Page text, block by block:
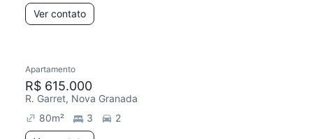
Ver contato
Apartamento
R$ 615.000
R. Garret, Nova Granada
80m² 3
2